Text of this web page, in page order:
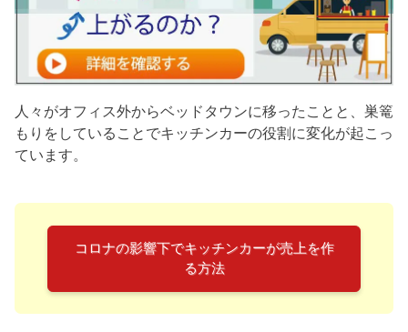
人々がオフィス外からベッドタウンに移ったことと、巣篭
もりをしていることでキッチンカーの役割に変化が起こっ
ています。
コロナの影響下でキッチンカーが売上を作
る方法